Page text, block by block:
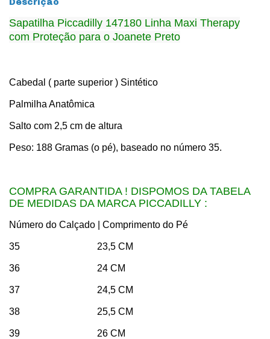
Descrição
Sapatilha Piccadilly 147180 Linha Maxi Therapy
com Proteção para o Joanete Preto
Cabedal ( parte superior ) Sintético
Palmilha Anatômica
Salto com 2,5 cm de altura
Peso: 188 Gramas (o pé), baseado no número 35.
COMPRA GARANTIDA ! DISPOMOS DA TABELA
DE MEDIDAS DA MARCA PICCADILLY :
Número do Calçado | Comprimento do Pé
35 23,5 CM
36 24 CM
37 24,5 CM
38 25,5 CM
39 26 CM